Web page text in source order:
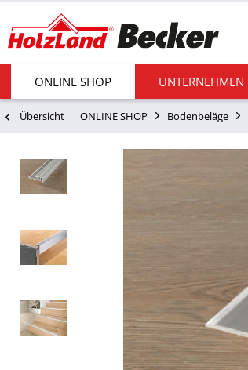
ONLINE SHOP UNTERNEHMEN
Übersicht ONLINE SHOP Bodenbeläge